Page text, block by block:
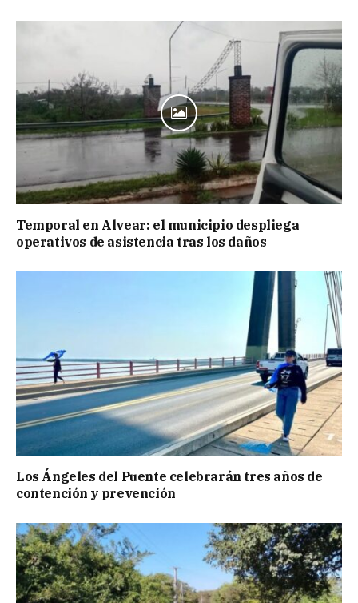
Temporal en Alvear: el municipio despliega
operativos de asistencia tras los daños
Los Ángeles del Puente celebrarán tres años de
contención y prevención